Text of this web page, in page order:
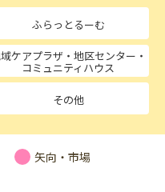
ふらっとるーむ
ケアプラザ・地区センター・
コミュニティハウス
その他
矢向・市場